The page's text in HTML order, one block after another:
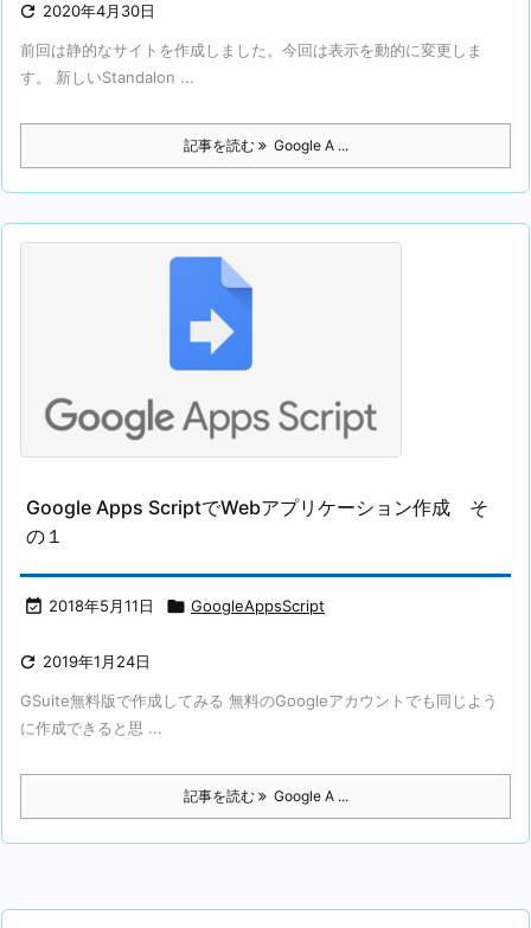
 2020年4月30日
前回は静的なサイトを作成しました。今回は表示を動的に変更しま
す。 新しいStandalon ...
記事を読む Google A ...
Google Apps ScriptでWebアプリケーション作成 そ
の１
 2018年5月11日  GoogleAppsScript
 2019年1月24日
GSuite無料版で作成してみる 無料のGoogleアカウントでも同じよう
に作成できると思 ...
記事を読む Google A ...